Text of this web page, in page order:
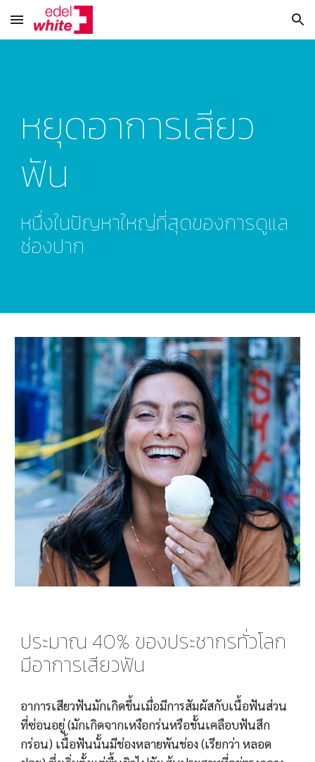
Skip to main content Skip to navigation
หยุดอาการเสียว
ฟัน
หนึ่งในปัญหาใหญ่ที่สุดของการดูแล
ช่องปาก
ประมาณ 40% ของประชากรทั่วโลก
มีอาการเสียวฟัน
อาการเสียวฟันมักเกิดขึ้นเมื่อมีการสัมผัสกับเนื้อฟันส่วน
ที่ซ่อนอยู่ (มักเกิดจากเหงือกร่นหรือชั้นเคลือบฟันสึก
กร่อน) เนื้อฟันนั้นมีช่องหลายพันช่อง (เรียกว่า หลอด